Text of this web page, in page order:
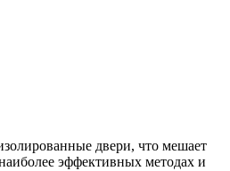
двери, что мешает
эффективных методах и